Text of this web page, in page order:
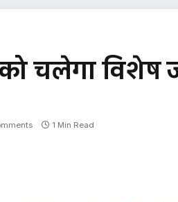
को चलेगा विशेष
1 Min Read